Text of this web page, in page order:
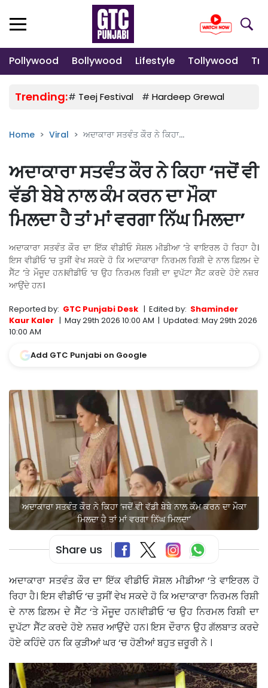
Pollywood Bollywood Lifestyle Tollywood
Trending:# Teej Festival # Hardeep Grewal
Home Viral ਅਦਾਕਾਰਾ ਸਤਵੰਤ ਕੌਰ ਨੇ ਕਿਹਾ...
ਅਦਾਕਾਰਾ ਸਤਵੰਤ ਕੌਰ ਨੇ ਕਿਹਾ ‘ਜਦੋਂ ਵੀ
ਵੱਡੀ ਬੇਬੇ ਨਾਲ ਕੰਮ ਕਰਨ ਦਾ ਮੌਕਾ
ਮਿਲਦਾ ਹੈ ਤਾਂ ਮਾਂ ਵਰਗਾ ਨਿੱਘ ਮਿਲਦਾ’
ਅਦਾਕਾਰਾ ਸਤਵੰਤ ਕੌਰ ਦਾ ਇੱਕ ਵੀਡੀਓ ਸੋਸ਼ਲ ਮੀਡੀਆ ‘ਤੇ ਵਾਇਰਲ ਹੋ ਰਿਹਾ ਹੈ।
ਇਸ ਵੀਡੀਓ ‘ਚ ਤੁਸੀਂ ਵੇਖ ਸਕਦੇ ਹੋ ਕਿ ਅਦਾਕਾਰਾ ਨਿਰਮਲ ਰਿਸ਼ੀ ਦੇ ਨਾਲ ਫ਼ਿਲਮ ਦੇ
ਸੈੱਟ ‘ਤੇ ਮੌਜੂਦ ਹਨ।ਵੀਡੀਓ ‘ਚ ਉਹ ਨਿਰਮਲ ਰਿਸ਼ੀ ਦਾ ਦੁਪੱਟਾ ਸੈੱਟ ਕਰਦੇ ਹੋਏ ਨਜ਼ਰ
ਆਉਂਦੇ ਹਨ।
Reported by: GTC Punjabi Desk | Edited by: Shaminder
Kaur Kaler | May 29th 2026 10:00 AM | Updated: May 29th 2026
10:00 AM
Add GTC Punjabi on Google
ਅਦਾਕਾਰਾ ਸਤਵੰਤ ਕੌਰ ਨੇ ਕਿਹਾ ‘ਜਦੋਂ ਵੀ ਵੱਡੀ ਬੇਬੇ ਨਾਲ ਕੰਮ ਕਰਨ ਦਾ ਮੌਕਾ
ਮਿਲਦਾ ਹੈ ਤਾਂ ਮਾਂ ਵਰਗਾ ਨਿੱਘ ਮਿਲਦਾ’
Share us
ਅਦਾਕਾਰਾ ਸਤਵੰਤ ਕੌਰ ਦਾ ਇੱਕ ਵੀਡੀਓ ਸੋਸ਼ਲ ਮੀਡੀਆ ‘ਤੇ ਵਾਇਰਲ ਹੋ
ਰਿਹਾ ਹੈ। ਇਸ ਵੀਡੀਓ ‘ਚ ਤੁਸੀਂ ਵੇਖ ਸਕਦੇ ਹੋ ਕਿ ਅਦਾਕਾਰਾ ਨਿਰਮਲ ਰਿਸ਼ੀ
ਦੇ ਨਾਲ ਫ਼ਿਲਮ ਦੇ ਸੈੱਟ ‘ਤੇ ਮੌਜੂਦ ਹਨ।ਵੀਡੀਓ ‘ਚ ਉਹ ਨਿਰਮਲ ਰਿਸ਼ੀ ਦਾ
ਦੁਪੱਟਾ ਸੈੱਟ ਕਰਦੇ ਹੋਏ ਨਜ਼ਰ ਆਉਂਦੇ ਹਨ। ਇਸ ਦੌਰਾਨ ਉਹ ਗੱਲਬਾਤ ਕਰਦੇ
ਹੋਏ ਕਹਿੰਦੇ ਹਨ ਕਿ ਕੁੜੀਆਂ ਘਰ ‘ਚ ਹੋਣੀਆਂ ਬਹੁਤ ਜ਼ਰੂਰੀ ਨੇ ।